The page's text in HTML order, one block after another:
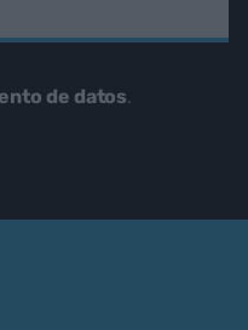
de datos.